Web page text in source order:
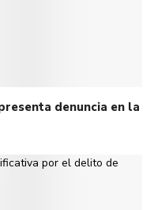
denuncia en la